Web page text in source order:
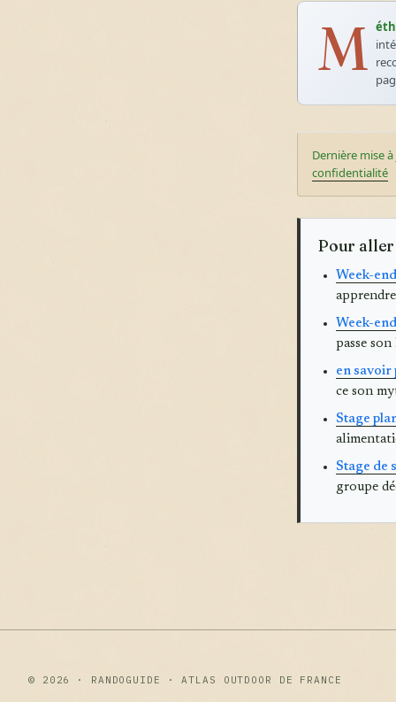
M
Dernière mise
confidentialité
Pour
Week-
Week-
passe
en savoir
ce son
Stage
Stage de
groupe
© 2026 · RANDOGUIDE · ATLAS OUTDOOR DE FRANCE